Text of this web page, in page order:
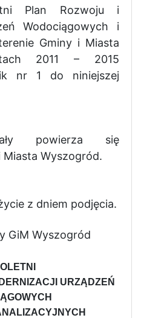
Plan Rozwoju i
Wodociągowych i
Gminy i Miasta
2011 – 2015
nr 1 do niniejszej
powierza się
Wyszogród.
z dniem podjęcia.
GiM Wyszogród
URZĄDZEŃ